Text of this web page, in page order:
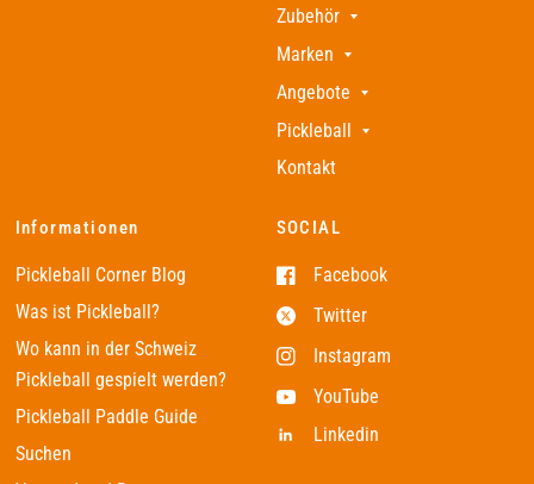
Zubehör
Marken
Angebote
Pickleball
Kontakt
Informationen
Pickleball Corner Blog
Was ist Pickleball?
Wo kann in der Schweiz
Pickleball gespielt werden?
Pickleball Paddle Guide
Suchen
SOCIAL
Facebook
Twitter
Instagram
YouTube
Linkedin